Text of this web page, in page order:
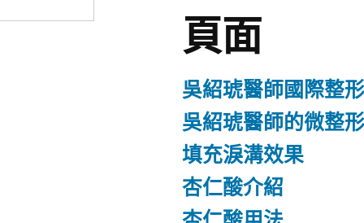
頁面
吳紹琥醫師國際整
吳紹琥醫師的微整
填充淚溝效果
杏仁酸介紹